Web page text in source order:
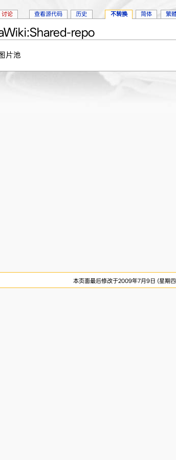
repo
片池
讨论 查看源代码 历史 不转换 简体 繁
本页面最后修改于2009年7月9日 (星期四)